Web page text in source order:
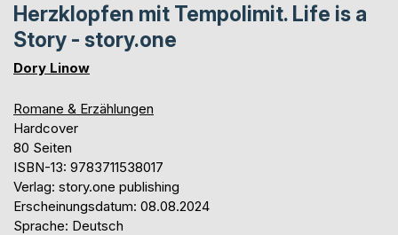
Herzklopfen mit Tempolimit. Life is a
Story - story.one
Dory Linow
Romane & Erzählungen
Hardcover
80 Seiten
ISBN-13: 9783711538017
Verlag: story.one publishing
Erscheinungsdatum: 08.08.2024
Sprache: Deutsch